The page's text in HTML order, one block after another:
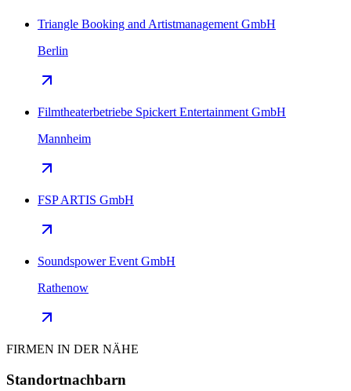
Triangle Booking and Artistmanagement GmbH
Berlin
Filmtheaterbetriebe Spickert Entertainment GmbH
Mannheim
FSP ARTIS GmbH
Soundspower Event GmbH
Rathenow
FIRMEN IN DER NÄHE
Standortnachbarn